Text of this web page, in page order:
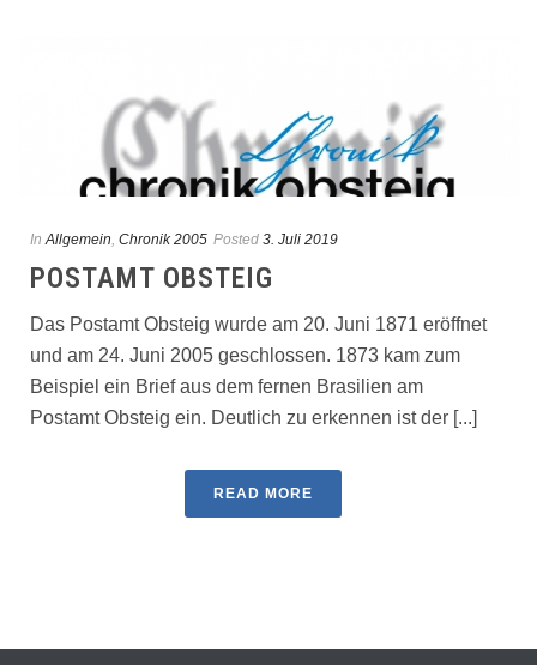
In Allgemein Chronik 2005 Posted 3. Juli 2019
POSTAMT OBSTEIG
Das Postamt Obsteig wurde am 20. Juni 1871 eröffnet
und am 24. Juni 2005 geschlossen. 1873 kam zum
Beispiel ein Brief aus dem fernen Brasilien am
Postamt Obsteig ein. Deutlich zu erkennen ist der [...]
READ MORE